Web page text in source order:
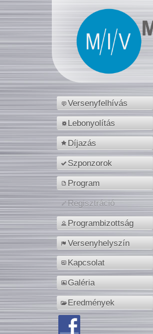
Versenyfelhívás
Lebonyolítás
Díjazás
Szponzorok
Program
Regisztráció
Programbizottság
Versenyhelyszín
Kapcsolat
Galéria
Eredmények